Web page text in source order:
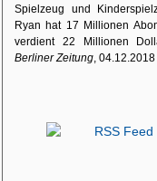
Spielzeug und
Ryan hat 17 Millionen
verdient 22 Millionen
Berliner Zeitung, 04.12.2018